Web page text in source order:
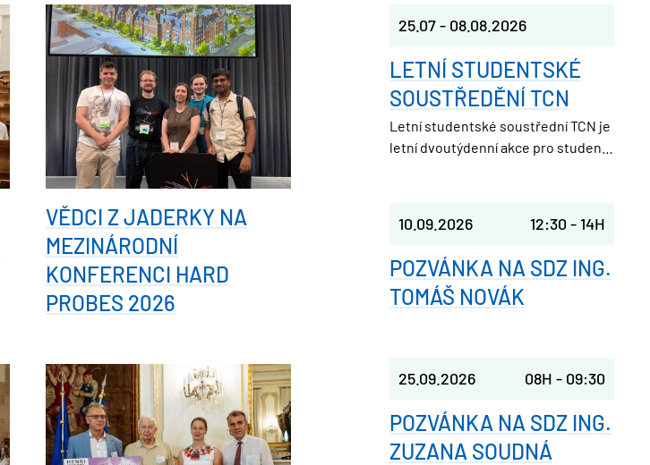
25.07- 08.08.2026
LETNÍ STUDENTSKÉ
SOUSTŘEDĚNÍ TCN
Letní studentské soustřední TCN je
letní dvoutýdenní akce pro studenty
která ještě nedávno seděla v
laviciích jako ty.
10.09.2026 12:30 - 14H
POZVÁNKA NA SDZ ING.
TOMÁŠ NOVÁK
25.09.2026 08H - 09:30
POZVÁNKA NA SDZ ING.
ZUZANA SOUDNÁ
VĚDCI Z JADERKY NA
MEZINÁRODNÍ
KONFERENCI HARD
PROBES 2026